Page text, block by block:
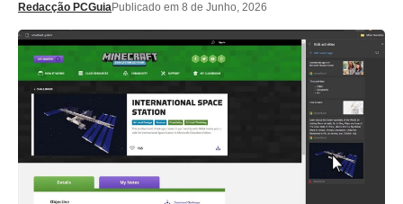
Redacção PCGuiaPublicado em 8 de Junho, 2026